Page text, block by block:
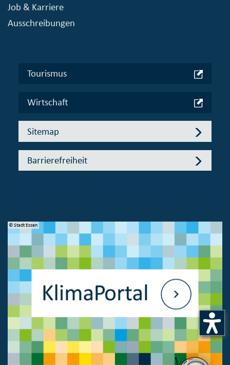
Job & Karriere
Ausschreibungen
Tourismus
Wirtschaft
Sitemap
Barrierefreiheit
© Stadt Essen